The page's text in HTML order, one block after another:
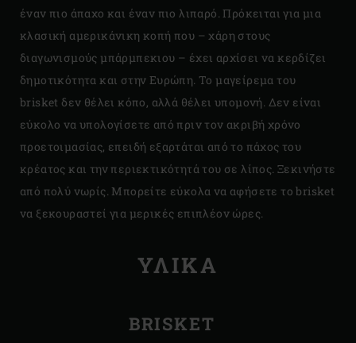
έναν πιο άπαχο και έναν πιο λιπαρό. Πρόκειται για μια
κλασική αμερικάνικη κοπή που – χάρη στους
διαγωνισμούς μπάρμπεκιου – έχει αρχίσει να κερδίζει
δημοτικότητα και στην Ευρώπη. Το μαγείρεμα του
brisket δεν θέλει κόπο, αλλά θέλει υπομονή. Δεν είναι
εύκολο να υπολογίσετε από πριν τον ακριβή χρόνο
προετοιμασίας, επειδή εξαρτάται από το πάχος του
κρέατος και την περιεκτικότητά του σε λίπος. Ξεκινήστε
από πολύ νωρίς. Μπορείτε εύκολα να αφήσετε το brisket
να ξεκουραστεί για μερικές επιπλέον ώρες.
ΥΛΙΚΑ
BRISKET